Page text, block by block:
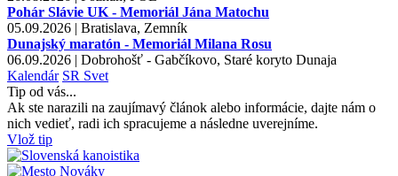
Pohár Slávie UK - Memoriál Jána Matochu
05.09.2026 | Bratislava, Zemník
Dunajský maratón - Memoriál Milana Rosu
06.09.2026 | Dobrohošť - Gabčíkovo, Staré koryto Dunaja
Kalendár SR Svet
Tip od vás...
Ak ste narazili na zaujímavý článok alebo informácie, dajte nám o
nich vedieť, radi ich spracujeme a následne uverejníme.
Vlož tip